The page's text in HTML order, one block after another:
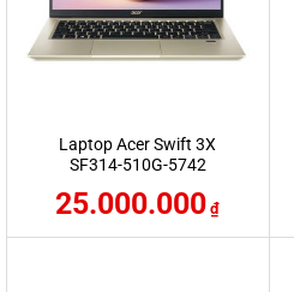
Laptop Acer Swift 3X
SF314-510G-5742
| i5 1135G7 | RAM 16GB |
25.000.000 ₫